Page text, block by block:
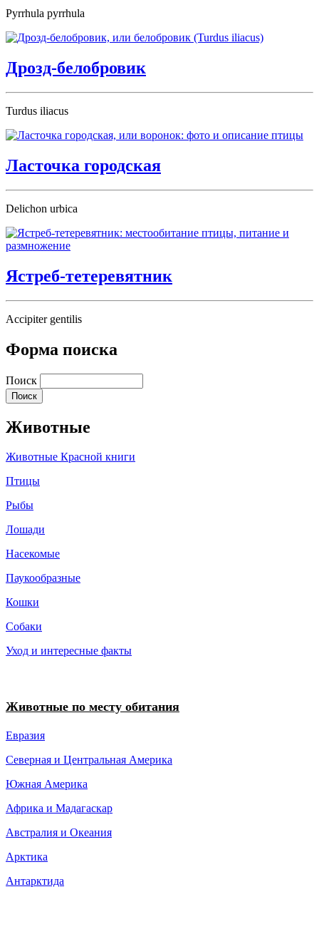
Pyrrhula pyrrhula
Дрозд-белобровик
Turdus iliacus
Ласточка городская
Delichon urbica
Ястреб-тетеревятник
Accipiter gentilis
Форма поиска
Поиск
Животные
Животные Красной книги
Птицы
Рыбы
Лошади
Насекомые
Паукообразные
Кошки
Собаки
Уход и интересные факты
Животные по месту обитания
Евразия
Северная и Центральная Америка
Южная Америка
Африка и Мадагаскар
Австралия и Океания
Арктика
Антарктида